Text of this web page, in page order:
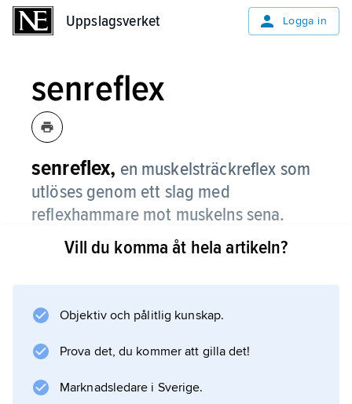
Uppslagsverket Logga in
senreflex
senreflex, en muskelsträckreflex som
utlöses genom ett slag med
reflexhammare mot muskelns sena.
Information om artikeln
Vill du komma åt hela artikeln?
Objektiv och pålitlig kunskap.
Prova det, du kommer att gilla det!
Marknadsledare i Sverige.